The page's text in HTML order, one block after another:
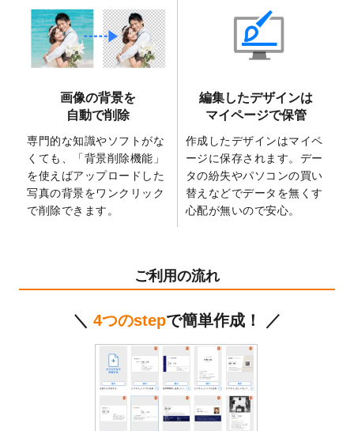
2025/6/9
「背景削除機能
」を実装しました。
2025/4/3
DMのデザインテンプレートを追加しまし
た。
を追加しました。
マスキングテープのデザインテンプレート
を追加しました。
2025/1/15
配置できるデータ形式が増えました。
（pdf、psd、eps、tifに対応）
2024/12/24
2025年版4月始まりのカレンダーデザイン
箔押し年賀状のデザインテンプレート
ステッカーのデザインテンプレート
しました。
2025年巳年の年賀状デザインテンプレート
を公開いたしました。
喪中はがきのデザインテンプレート
いたしました。
画像の背景を
自動で削除
専門的な知識やソフトがな
くても、「背景削除機能」
を使えばアップロードした
写真の背景をワンクリック
で削除できます。
編集したデザインは
マイページで保管
作成したデザインはマイペ
ージに保存されます。デー
タの紛失やパソコンの買い
替えなどでデータを無くす
心配が無いので安心。
ご利用の流れ
＼ 4つのstepで簡単作成！ ／